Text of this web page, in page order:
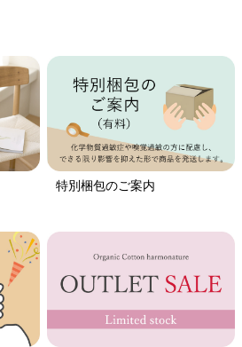
特別梱包のご案内